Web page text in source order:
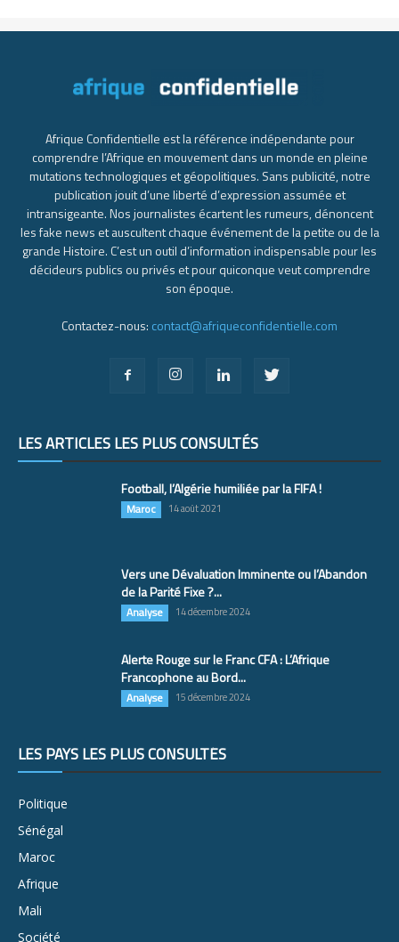
Afrique Confidentielle est la référence indépendante pour
comprendre l’Afrique en mouvement dans un monde en pleine
mutations technologiques et géopolitiques. Sans publicité, notre
publication jouit d’une liberté d’expression assumée et
intransigeante. Nos journalistes écartent les rumeurs, dénoncent
les fake news et auscultent chaque événement de la petite ou de la
grande Histoire. C’est un outil d’information indispensable pour les
décideurs publics ou privés et pour quiconque veut comprendre
son époque.
Contactez-nous: contact@afriqueconfidentielle.com
LES ARTICLES LES PLUS CONSULTÉS
Football, l’Algérie humiliée par la FIFA !
Maroc 14 août 2021
Vers une Dévaluation Imminente ou l’Abandon
de la Parité Fixe ?...
Analyse 14 décembre 2024
Alerte Rouge sur le Franc CFA : L’Afrique
Francophone au Bord...
Analyse 15 décembre 2024
LES PAYS LES PLUS CONSULTÉS
Politique
Sénégal
Maroc
Afrique
Mali
Société